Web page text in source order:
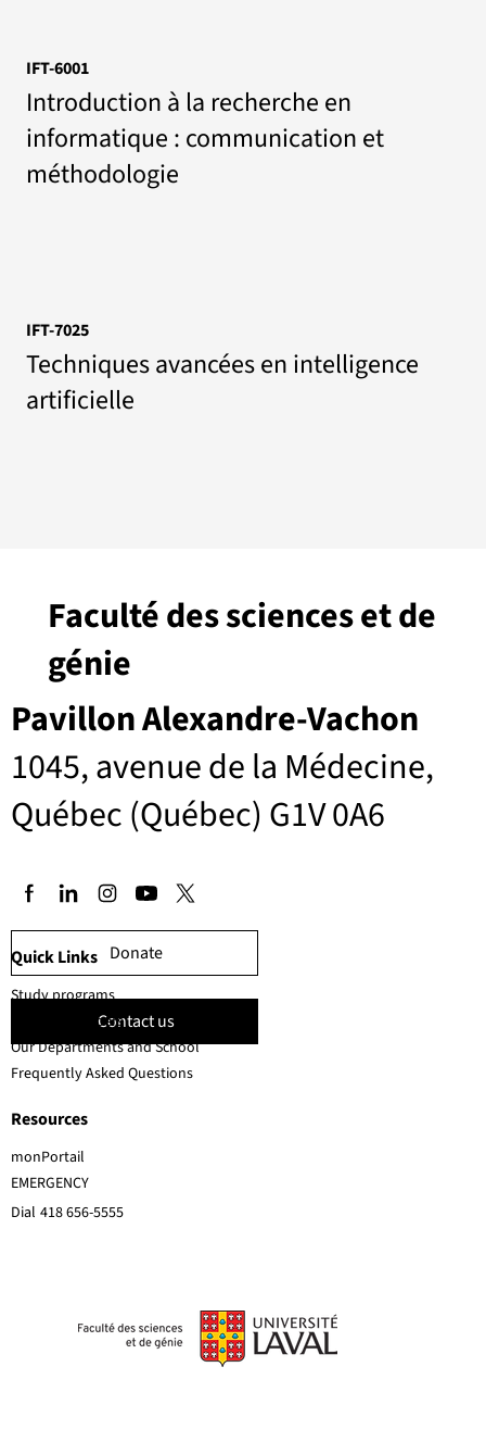
IFT-6001
Introduction à la recherche en
informatique : communication et
méthodologie
IFT-7025
Techniques avancées en intelligence
artificielle
Pavillon Alexandre-Vachon
1045, avenue de la Médecine,
Québec (Québec) G1V 0A6
Faculté des sciences et de
génie
Donate
Contact us
EMERGENCY
Dial 418 656-5555
Quick Links
Resources
Study programs
Faculty members
Our Departments and School
Frequently Asked Questions
monPortail